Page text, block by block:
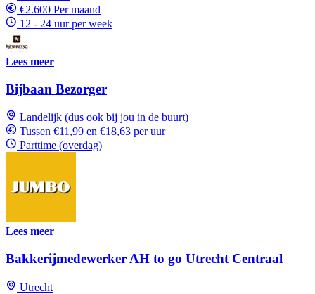
€2.600 Per maand
12 - 24 uur per week
Lees meer
Bijbaan Bezorger
Landelijk (dus ook bij jou in de buurt)
Tussen €11,99 en €18,63 per uur
Parttime (overdag)
Lees meer
Bakkerijmedewerker AH to go Utrecht Centraal
Utrecht